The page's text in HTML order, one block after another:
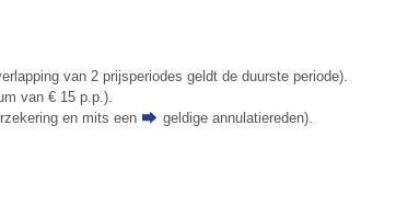
van 2 prijsperiodes geldt de duurste periode).
van € 15 p.p.).
en mits een
geldige annulatiereden).